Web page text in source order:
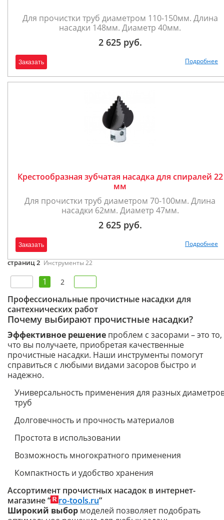
Для прочистки труб диаметром 110-150мм. Длина
насадки 148мм. Диаметр 40мм.
2 625 руб.
Заказать Подробнее
Крестообразная зубчатая насадка для спиралей 22
мм
Для прочистки труб диаметром 70-100мм. Длина
насадки 62мм. Диаметр 47мм.
2 625 руб.
Заказать Подробнее
страниц 2 Инструменты 22
1 2
Профессиональные прочистные насадки для
сантехнических работ
Почему выбирают прочистные насадки?
Эффективное решение проблем с засорами – это то,
что вы получаете, приобретая качественные
прочистные насадки. Наши инструменты помогут
справиться с любыми видами засоров быстро и
надежно.
Универсальность применения для разных
труб
Долговечность и прочность материалов
Простота в использовании
Возможность многократного применения
Компактность и удобство хранения
Ассортимент прочистных насадок в интернет-
магазине “
ro-tools.ru”
Широкий выбор моделей позволяет подобрать